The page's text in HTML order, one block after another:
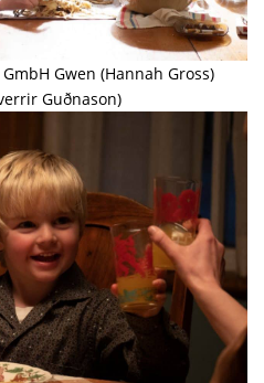
Gwen (Hannah Gross)
Guðnason)